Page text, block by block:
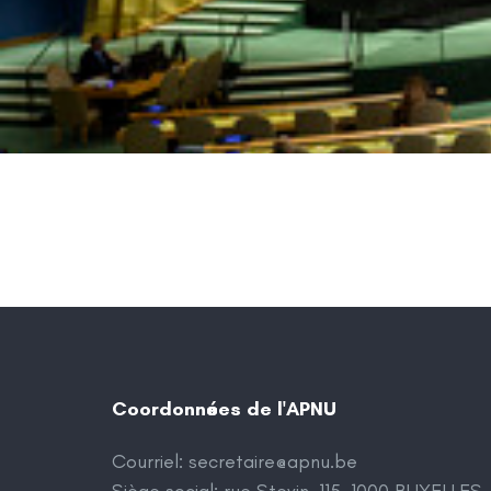
Coordonnées de l'APNU
Courriel: secretaire@apnu.be